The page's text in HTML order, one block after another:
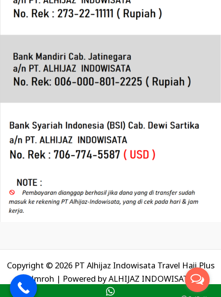
Copyright © 2026 PT Alhijaz Indowisata Travel Haji Plus
Umroh | Powered byALHIJAZ INDOWISATA